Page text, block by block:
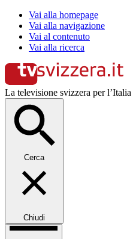
Vai alla homepage
Vai alla navigazione
Vai al contenuto
Vai alla ricerca
La televisione svizzera per l’Italia
Cerca
Chiudi